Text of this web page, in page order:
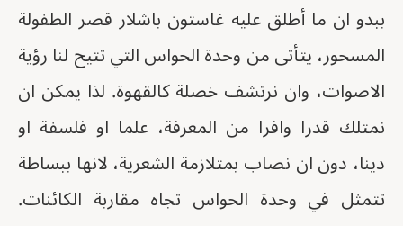
ببدو ان ما أطلق عليه غاستون باشلار قصر الطفولة
المسحور، يتأتى من وحدة الحواس التي تتيح لنا رؤية
الاصوات، وان نرتشف خصلة كالقهوة. لذا يمكن ان
نمتلك قدرا وافرا من المعرفة، علما او فلسفة او
دينا، دون ان نصاب بمتلازمة الشعرية، لانها ببساطة
تتمثل في وحدة الحواس تجاه مقاربة الكائنات.